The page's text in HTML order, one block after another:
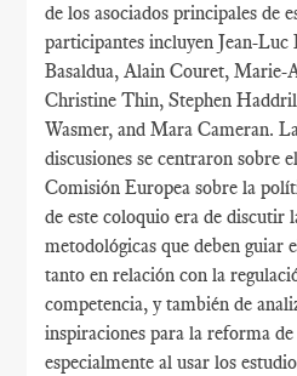
de los asociados principales de
participantes incluyen Jean-
Basaldua, Alain Couret, Marie-
Christine Thin, Stephen
Wasmer, and Mara Cameran.
discusiones se centraron sobre
Comisión Europea sobre la
de este coloquio era de discutir
metodológicas que deben
tanto en relación con la
competencia, y también de
inspiraciones para la reforma
especialmente al usar los